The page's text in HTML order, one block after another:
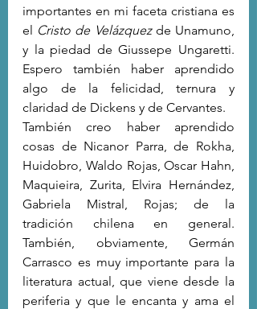
importantes en mi faceta cristiana es
el Cristo de Velázquez de Unamuno,
y la piedad de Giussepe Ungaretti.
Espero también haber aprendido
algo de la felicidad, ternura y
claridad de Dickens y de Cervantes.
También creo haber aprendido
cosas de Nicanor Parra, de Rokha,
Huidobro, Waldo Rojas, Oscar Hahn,
Maquieira, Zurita, Elvira Hernández,
Gabriela Mistral, Rojas; de la
tradición chilena en general.
También, obviamente, Germán
Carrasco es muy importante para la
literatura actual, que viene desde la
periferia y que le encanta y ama el